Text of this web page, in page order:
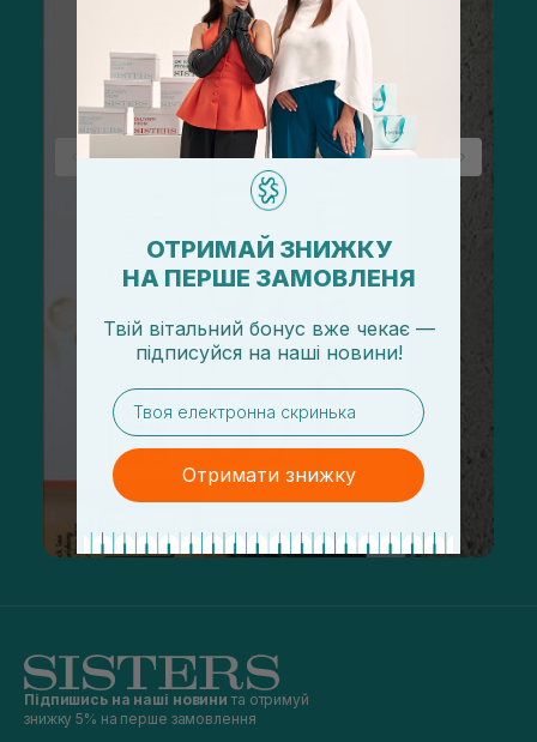
Підпишись на наші новини та отримуй
знижку 5% на перше замовлення
ОТРИМАЙ ЗНИЖКУ
НА ПЕРШЕ ЗАМОВЛЕНЯ
Твій вітальний бонус вже чекає —
підписуйся на наші новини!
email
Отримати знижку